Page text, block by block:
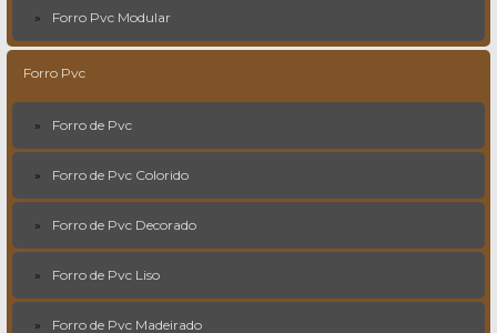
Forro Pvc Modular
Forro Pvc
Forro de Pvc
Forro de Pvc Colorido
Forro de Pvc Decorado
Forro de Pvc Liso
Forro de Pvc Madeirado